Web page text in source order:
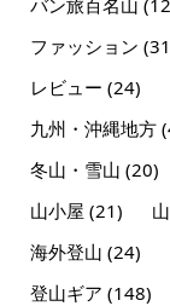
ファッション
レビュー (24)
九州・沖縄地方
冬山・雪山 (20)
山小屋 (21)
海外登山 (24)
登山ギア (148)